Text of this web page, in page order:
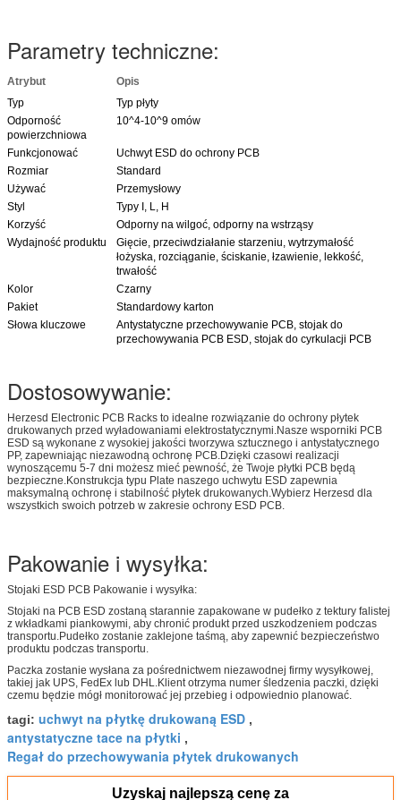
Parametry techniczne:
Atrybut
Opis
Typ
Typ płyty
Odporność
powierzchniowa
10^4-10^9 omów
Funkcjonować
Uchwyt ESD do ochrony PCB
Rozmiar
Standard
Używać
Przemysłowy
Styl
Typy I, L, H
Korzyść
Odporny na wilgoć, odporny na wstrząsy
Wydajność produktu
Gięcie, przeciwdziałanie starzeniu, wytrzymałość
łożyska, rozciąganie, ściskanie, łzawienie, lekkość,
trwałość
Kolor
Czarny
Pakiet
Standardowy karton
Słowa kluczowe
Antystatyczne przechowywanie PCB, stojak do
przechowywania PCB ESD, stojak do cyrkulacji PCB
Dostosowywanie:
Herzesd Electronic PCB Racks to idealne rozwiązanie do ochrony płytek
drukowanych przed wyładowaniami elektrostatycznymi.Nasze wsporniki PCB
ESD są wykonane z wysokiej jakości tworzywa sztucznego i antystatycznego
PP, zapewniając niezawodną ochronę PCB.Dzięki czasowi realizacji
wynoszącemu 5-7 dni możesz mieć pewność, że Twoje płytki PCB będą
bezpieczne.Konstrukcja typu Plate naszego uchwytu ESD zapewnia
maksymalną ochronę i stabilność płytek drukowanych.Wybierz Herzesd dla
wszystkich swoich potrzeb w zakresie ochrony ESD PCB.
Pakowanie i wysyłka:
Stojaki ESD PCB Pakowanie i wysyłka:
Stojaki na PCB ESD zostaną starannie zapakowane w pudełko z tektury falistej
z wkładkami piankowymi, aby chronić produkt przed uszkodzeniem podczas
transportu.Pudełko zostanie zaklejone taśmą, aby zapewnić bezpieczeństwo
produktu podczas transportu.
Paczka zostanie wysłana za pośrednictwem niezawodnej firmy wysyłkowej,
takiej jak UPS, FedEx lub DHL.Klient otrzyma numer śledzenia paczki, dzięki
czemu będzie mógł monitorować jej przebieg i odpowiednio planować.
tagi: uchwyt na płytkę drukowaną ESD ,
antystatyczne tace na płytki ,
Regał do przechowywania płytek drukowanych
Uzyskaj najlepszą cenę za